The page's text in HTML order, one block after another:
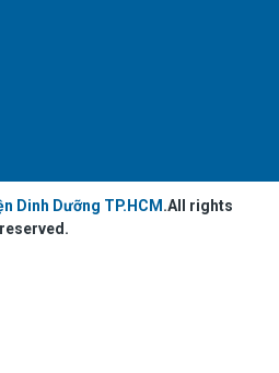
Dinh Dưỡng TP.HCM .All rights
reserved.